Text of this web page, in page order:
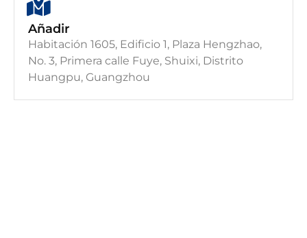
Añadir
Habitación 1605, Edificio 1, Plaza Hengzhao,
No. 3, Primera calle Fuye, Shuixi, Distrito
Huangpu, Guangzhou